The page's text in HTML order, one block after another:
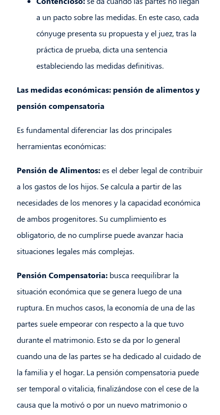
a un pacto sobre las medidas. En este caso, cada
cónyuge presenta su propuesta y el juez, tras la
práctica de prueba, dicta una sentencia
estableciendo las medidas definitivas.
Las medidas económicas: pensión de alimentos y
pensión compensatoria
Es fundamental diferenciar las dos principales
herramientas económicas:
Pensión de Alimentos:es el deber legal de contribuir
a los gastos de los hijos. Se calcula a partir de las
necesidades de los menores y la capacidad económica
de ambos progenitores. Su cumplimiento es
obligatorio, de no cumplirse puede avanzar hacia
situaciones legales más complejas.
Pensión Compensatoria:busca reequilibrar la
situación económica que se genera luego de una
ruptura. En muchos casos, la economía de una de las
partes suele empeorar con respecto a la que tuvo
durante el matrimonio. Esto se da por lo general
cuando una de las partes se ha dedicado al cuidado de
la familia y el hogar. La pensión compensatoria puede
ser temporal o vitalicia, finalizándose con el cese de la
causa que la motivó o por un nuevo matrimonio o